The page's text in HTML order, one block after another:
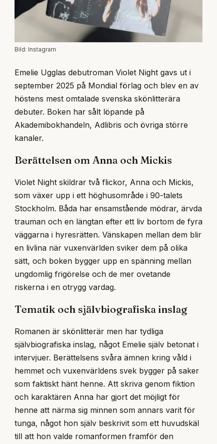
Bild: Instagram
Emelie Ugglas debutroman Violet Night gavs ut i
september 2025 på Mondial förlag och blev en av
höstens mest omtalade svenska skönlitterära
debuter. Boken har sålt löpande på
Akademibokhandeln, Adlibris och övriga större
kanaler.
Berättelsen om Anna och Mickis
Violet Night skildrar två flickor, Anna och Mickis,
som växer upp i ett höghusområde i 90-talets
Stockholm. Båda har ensamstående mödrar, ärvda
trauman och en längtan efter ett liv bortom de fyra
väggarna i hyresrätten. Vänskapen mellan dem blir
en livlina när vuxenvärlden sviker dem på olika
sätt, och boken bygger upp en spänning mellan
ungdomlig frigörelse och de mer ovetande
riskerna i en otrygg vardag.
Tematik och självbiografiska inslag
Romanen är skönlitterär men har tydliga
självbiografiska inslag, något Emelie själv betonat i
intervjuer. Berättelsens svåra ämnen kring våld i
hemmet och vuxenvärldens svek bygger på saker
som faktiskt hänt henne. Att skriva genom fiktion
och karaktären Anna har gjort det möjligt för
henne att närma sig minnen som annars varit för
tunga, något hon själv beskrivit som ett huvudskäl
till att hon valde romanformen framför den